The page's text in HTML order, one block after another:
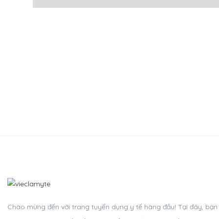
Chào mừng đến với trang tuyển dụng y tế hàng đầu! Tại đây,